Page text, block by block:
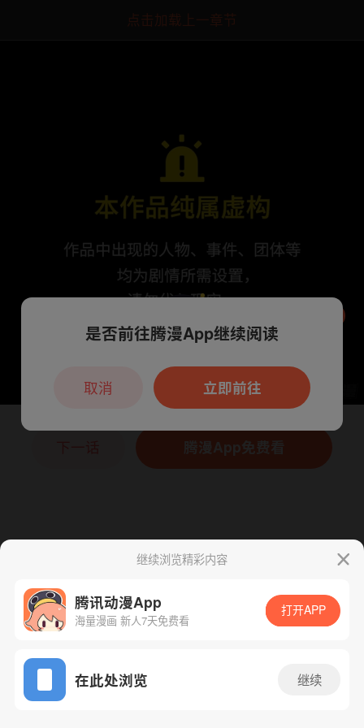
点击加载上一章节
App免费看
腾漫App免费看
继续浏览精彩内容
腾讯动漫App
海量漫画 新人7天免费看
打开APP
在此处浏览 继续
本章节仅支持App阅读，可打开App新用
户7天免费看
是否前往腾漫App继续阅读
立即前往
取消